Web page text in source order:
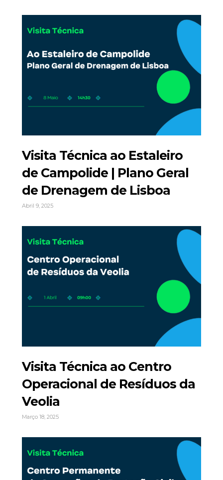
Visita Técnica ao Estaleiro
de Campolide | Plano Geral
de Drenagem de Lisboa
Abril 9, 2025
Visita Técnica ao Centro
Operacional de Resíduos da
Veolia
Março 18, 2025